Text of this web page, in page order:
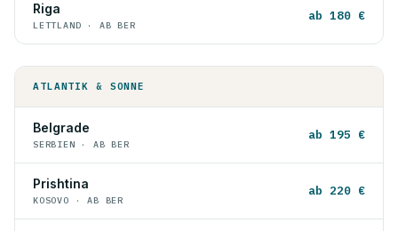
Riga
LETTLAND · AB BER
ab 180 €
ATLANTIK & SONNE
Belgrade
SERBIEN · AB BER
ab 195 €
Prishtina
KOSOVO · AB BER
ab 220 €